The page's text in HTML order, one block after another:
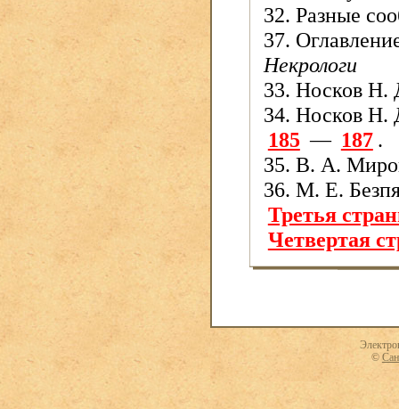
32. Разные
37.
Некрологи
33. Носков
34. Носков
185 — 187 .
35. В. А.
36. М. Е.
Третья
Четвертая
©